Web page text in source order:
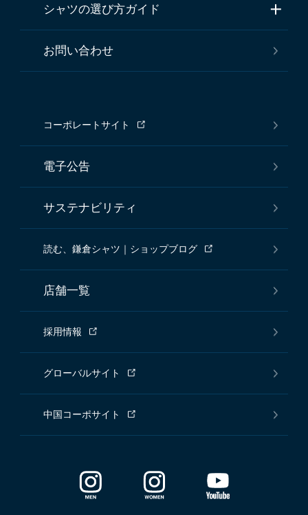
シャツの選び方ガイド
お問い合わせ
コーポレートサイト
電子公告
サステナビリティ
読む、鎌倉シャツ｜ショップブログ
店舗一覧
採用情報
グローバルサイト
中国コーポサイト